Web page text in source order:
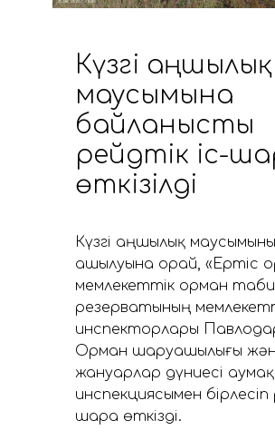
Күзгі аңшылық
маусымына
байланысты
рейдтік іс-
өткізілді
Күзгі аңшылық
ашылуына орай, «Ертіс
мемлекеттік орман
резерватының
инспекторлары
Орман шаруашылығы
жануарлар дүниесі
инспекциясымен бірлесіп
шара өткізді.